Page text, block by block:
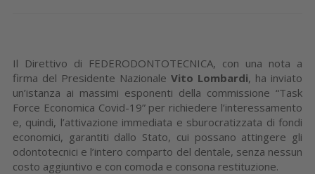
Il Direttivo di FEDERODONTOTECNICA, con una nota a
firma del Presidente Nazionale Vito Lombardi, ha inviato
un’istanza ai massimi esponenti della commissione “Task
Force Economica Covid-19” per richiedere l’interessamento
e, quindi, l’attivazione immediata e sburocratizzata di fondi
economici, garantiti dallo Stato, cui possano attingere gli
odontotecnici e l’intero comparto del dentale, senza nessun
costo aggiuntivo e con comoda e consona restituzione.